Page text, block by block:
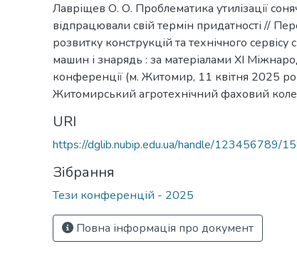
Лавріщев О. О. Проблематика утилізації
відпрацювали свій термін придатності //
розвитку конструкцій та технічного сервісу
машин і знарядь : за матеріалами XI
конференції (м. Житомир, 11 квітня 2025
Житомирський агротехнічний фаховий
URI
https://dglib.nubip.edu.ua/handle/123456789/
Зібрання
Тези конференцій - 2025
Повна інформація про документ